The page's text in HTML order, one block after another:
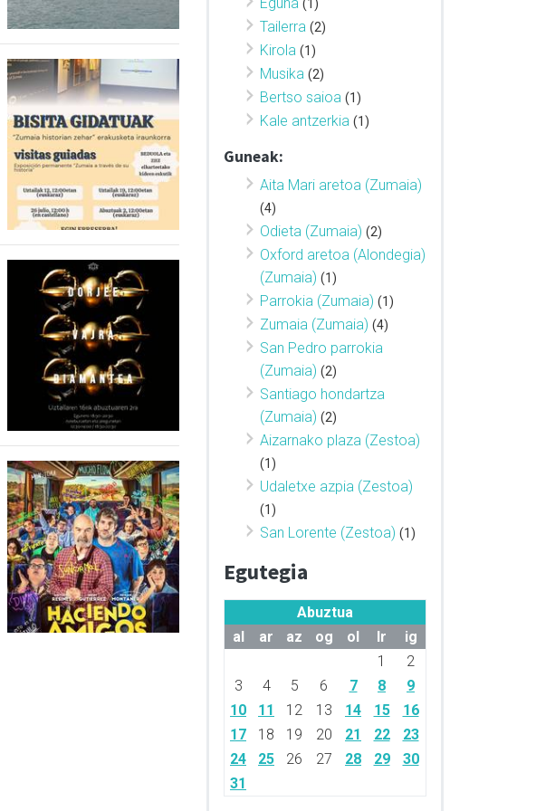
(1)
Tailerra (2)
Kirola (1)
Musika (2)
Bertso saioa (1)
Kale antzerkia (1)
Guneak:
Aita Mari aretoa (Zumaia)
(4)
Odieta (Zumaia) (2)
Oxford aretoa (Alondegia)
(Zumaia) (1)
Parrokia (Zumaia) (1)
Zumaia (Zumaia) (4)
San Pedro parrokia
(Zumaia) (2)
Santiago hondartza
(Zumaia) (2)
Aizarnako plaza (Zestoa)
(1)
Udaletxe azpia (Zestoa)
(1)
San Lorente (Zestoa) (1)
Egutegia
Abuztua
al
ar az og ol lr
ig
1
2
3
4 5 6 7 8
9
10
11 12 13 14 15
16
17
18 19 20 21 22
23
24
25 26 27 28 29
30
31